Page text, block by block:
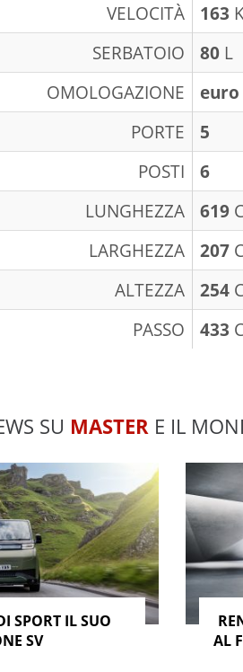
VELOCITÀ
163
SERBATOIO
80 L
OMOLOGAZIONE
euro
PORTE
5
POSTI
6
LUNGHEZZA
619
LARGHEZZA
207
ALTEZZA
254
PASSO
433
SU MASTERE IL
SPORT IL SUO
SV
AL